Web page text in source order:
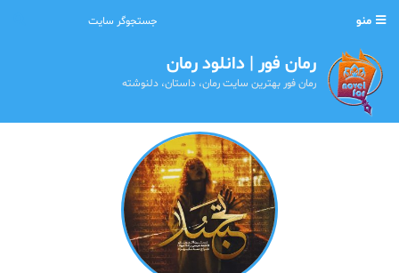
منو
رمان فور | دانلود رمان
رمان فور بهترین سایت رمان، داستان، دلنوشته